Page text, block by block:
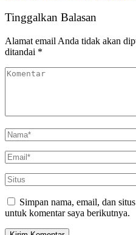
Tinggalkan Balasan
Alamat email Anda tidak akan
ditandai *
Simpan nama, email, dan
untuk komentar saya berikutnya.